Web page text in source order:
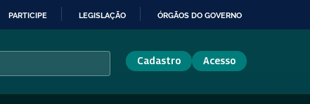
PARTICIPE LEGISLAÇÃO ÓRGÃOS DO GOVERNO
Cadastro Acesso